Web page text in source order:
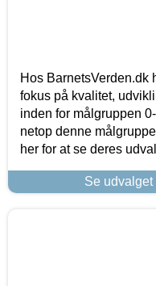
Hos BarnetsVerden.dk
fokus på kvalitet,
inden for målgruppen
netop denne
her for at se deres
Se